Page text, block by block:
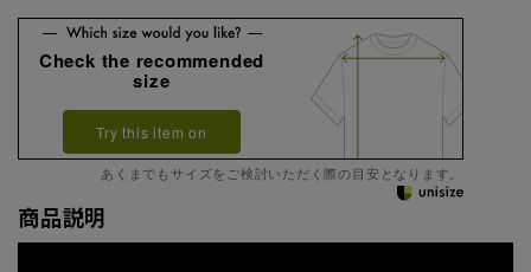
Check the recommended
size
Try this item on
あくまでもサイズをご検討いただく際の目安となります。
商品説明